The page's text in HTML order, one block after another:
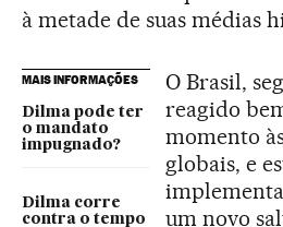
à metade de suas médias
MAIS INFORMAÇÕES
Dilma pode ter
o mandato
impugnado?
Dilma corre
contra o tempo
O Brasil,
reagido
momento
globais, e
um novo